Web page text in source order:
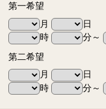
第一希望
月
日
時
分～
第二希望
月
日
時
分～